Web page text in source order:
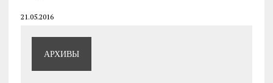
21.05.2016
АРХИВЫ